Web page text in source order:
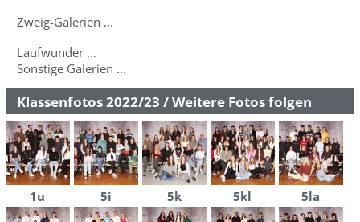
Zweig-Galerien ...
Laufwunder ...
Sonstige Galerien ...
Klassenfotos 2022/23 / Weitere Fotos folgen
1u 5i 5k 5kl 5la